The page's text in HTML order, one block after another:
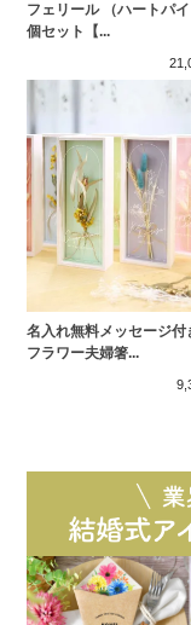
フェリール （ハートパ
個セット【...
名入れ無料メッセージ付
フラワー夫婦箸...